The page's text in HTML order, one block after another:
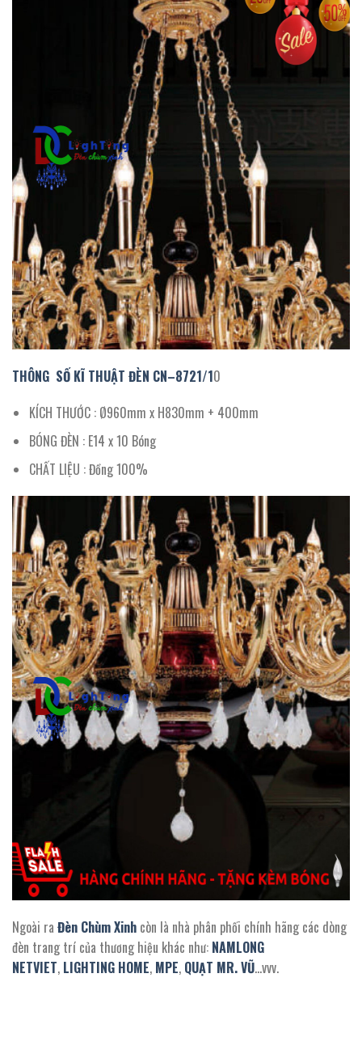
THÔNG SỐ KĨ THUẬT ĐÈN CN–8721/10
KÍCH THƯỚC : Ø960mm x H830mm + 400mm
BÓNG ĐÈN : E14 x 10 Bóng
CHẤT LIỆU : Đồng 100%
Ngoài ra Đèn Chùm Xinh còn là nhà phân phối chính hãng các dòng
đèn trang trí của thương hiệu khác như: NAMLONG
NETVIET, LIGHTING HOME, MPE, QUẠT MR. VŨ…vvv.